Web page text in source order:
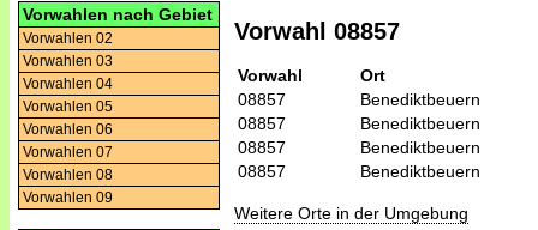
Vorwahlen nach Gebiet
Vorwahlen 02
Vorwahlen 03
Vorwahlen 04
Vorwahlen 05
Vorwahlen 06
Vorwahlen 07
Vorwahlen 08
Vorwahlen 09
Vorwahl 08857
Vorwahl
Ort
08857
Benediktbeuern
08857
Benediktbeuern
08857
Benediktbeuern
08857
Benediktbeuern
Weitere Orte in der Umgebung